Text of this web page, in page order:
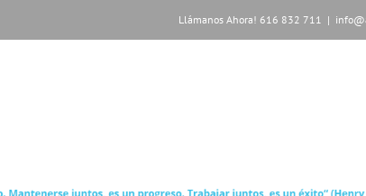
Llámanos Ahora! 616 832 711 |